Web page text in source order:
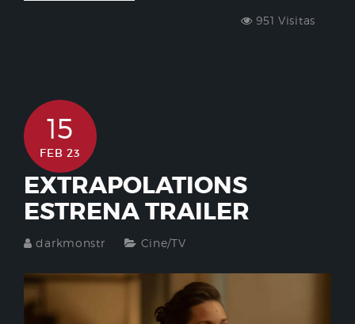
951 Visitas
15
FEB 23
EXTRAPOLATIONS
ESTRENA TRAILER
darkmonstr Cine/TV